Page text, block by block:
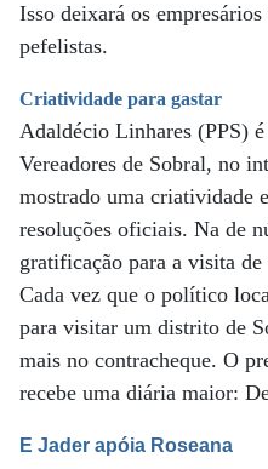
Isso deixará os
pefelistas.
Criatividade para gastar
Adaldécio Linhares (PPS)
Vereadores de Sobral, no
mostrado uma criatividade
resoluções oficiais. Na de
gratificação para a visita de
Cada vez que o político
para visitar um distrito de
mais no contracheque. O
recebe uma diária maior:
E Jader apóia Roseana